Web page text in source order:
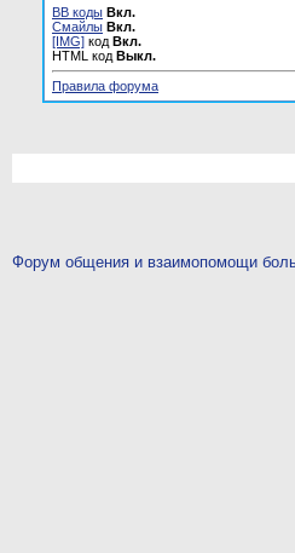
BB коды Вкл.
Смайлы Вкл.
[IMG] код Вкл.
HTML код Выкл.
Правила форума
Форум общения и взаимопомощи